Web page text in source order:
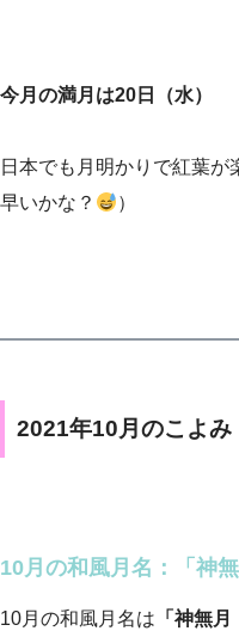
今月の満月は20日（水）
日本でも月明かりで紅葉が
早いかな？
）
2021年10月のこよみ
10月の和風月名：「神無
10月の和風月名は 「神無